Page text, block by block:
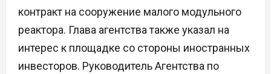
контракт на сооружение малого модульного
реактора. Глава агентства также указал на
интерес к площадке со стороны иностранных
инвесторов. Руководитель Агентства по